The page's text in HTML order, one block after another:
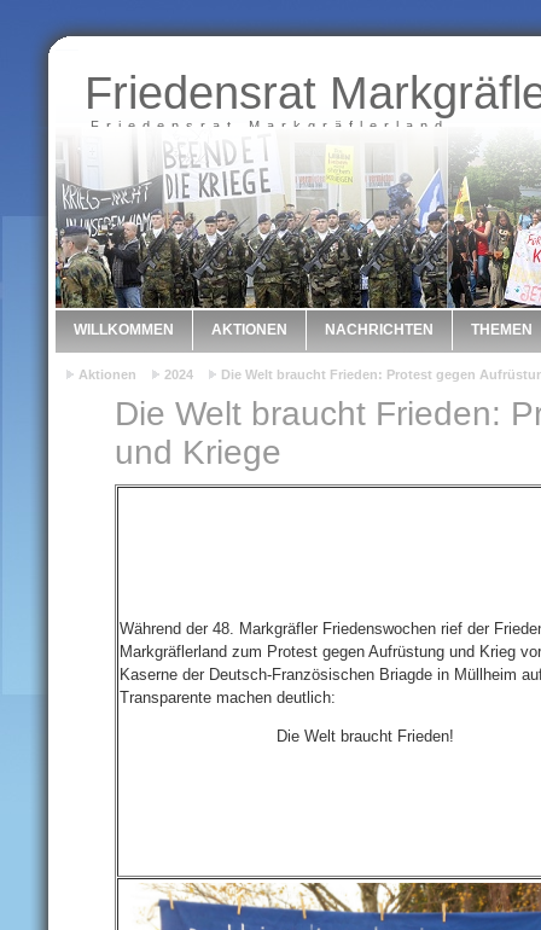
Friedensrat
Friedensrat Markgräflerland
WILLKOMMEN AKTIONEN NACHRICHTEN THEMEN
Aktionen 2024 Die Welt braucht Frieden: Protest gegen
Die Welt braucht Frieden:
und Kriege
Während der 48. Markgräfler Friedenswochen rief der
Markgräflerland zum Protest gegen Aufrüstung und Krieg
Kaserne der Deutsch-Französischen Briagde in Müllheim
Transparente machen deutlich:
Die Welt braucht Frieden!